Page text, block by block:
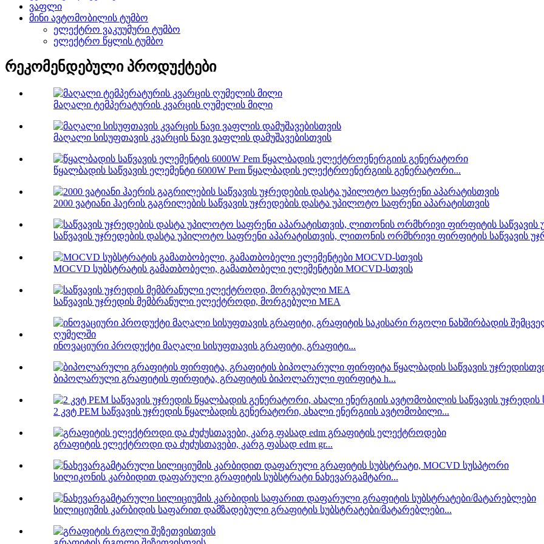
ვაფლი
მინი ავტომობილის ტუმბო
ელექტრო ვაკუუმური ტუმბო
ელექტრო წყლის ტუმბო
რეკომენდებული პროდუქტები
მაღალი ტემპერატურის კვარცის ღუმელის მილი
მაღალი სისუფთავის კვარცის ნავი ვაფლის დამუშავებისთვის
წყალბადის საწვავის ელემენტი 6000W Pem წყალბადის ელექტროენერგიის გენერატორი...
2000 ვატიანი ჰაერის გაგრილების საწვავის უჯრედების დასტა უპილოტო საფრენი აპარატისთვის
საწვავის უჯრედების დასტა უპილოტო საფრენი აპარატისთვის, ლითონის ორმხრივი ფირფიტის საწვავის
MOCVD სუბსტრატის გამათბობელი, გამათბობელი ელემენტები MOCVD-სთვის
საწვავის უჯრედის მემბრანული ელექტროდი, მორგებული MEA
ინოვაციური პროდუქტი მაღალი სისუფთავის გრაფიტი, გრაფიტი...
ბიპოლარული გრაფიტის ფირფიტა, გრაფიტის ბიპოლარული ფირფიტა h...
2 კვტ PEM საწვავის უჯრედის წყალბადის გენერატორი, ახალი ენერგიის ავტომობილი...
გრაფიტის ელექტროდი და ძუძუსთავები, კარგ ფასად edm gr...
სილიკონის კარბიდით დაფარული გრაფიტის სუბსტრატი ნახევარგამტარი...
სილიციუმის კარბიდის საფარით დამზადებული გრაფიტის სუბსტრატები/მატარებლები...